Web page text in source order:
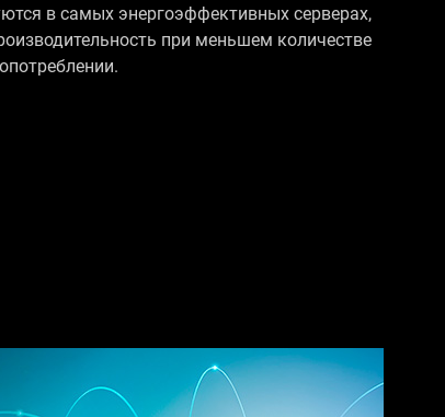
в самых энергоэффективных серверах,
при меньшем количестве